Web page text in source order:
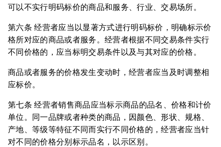
可以不实行明码标价的商品和服务、行业、交易场所。
第六条 经营者应当以显著方式进行明码标价，明确标示价
格所对应的商品或者服务。经营者根据不同交易条件实行
不同价格的，应当标明交易条件以及与其对应的价格。
商品或者服务的价格发生变动时，经营者应当及时调整相
应标价。
第七条 经营者销售商品应当标示商品的品名、价格和计价
单位。同一品牌或者种类的商品，因颜色、形状、规格、
产地、等级等特征不同而实行不同价格的，经营者应当针
对不同的价格分别标示品名，以示区别。